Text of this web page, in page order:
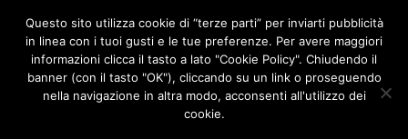
F
c
e
b
o
I
n
s
t
Questo sito utilizza cookie di “terze parti” per inviarti pubblicità
in linea con i tuoi gusti e le tue preferenze. Per avere maggiori
informazioni clicca il tasto a lato "Cookie Policy". Chiudendo il
banner (con il tasto "OK"), cliccando su un link o proseguendo
nella navigazione in altra modo, acconsenti all'utilizzo dei
cookie.